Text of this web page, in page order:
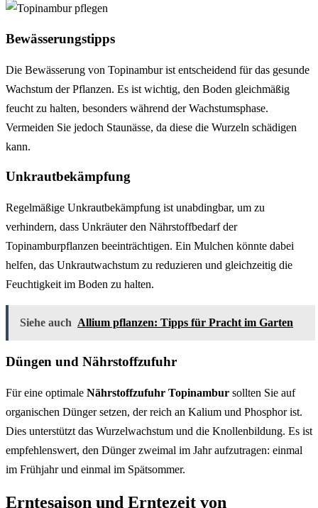
Bewässerungstipps
Die Bewässerung von Topinambur ist entscheidend für das gesunde
Wachstum der Pflanzen. Es ist wichtig, den Boden gleichmäßig
feucht zu halten, besonders während der Wachstumsphase.
Vermeiden Sie jedoch Staunässe, da diese die Wurzeln schädigen
kann.
Unkrautbekämpfung
Regelmäßige Unkrautbekämpfung ist unabdingbar, um zu
verhindern, dass Unkräuter den Nährstoffbedarf der
Topinamburpflanzen beeinträchtigen. Ein Mulchen könnte dabei
helfen, das Unkrautwachstum zu reduzieren und gleichzeitig die
Feuchtigkeit im Boden zu halten.
Siehe auch Allium pflanzen: Tipps für Pracht im Garten
Düngen und Nährstoffzufuhr
Für eine optimale Nährstoffzufuhr Topinambur sollten Sie auf
organischen Dünger setzen, der reich an Kalium und Phosphor ist.
Dies unterstützt das Wurzelwachstum und die Knollenbildung. Es ist
empfehlenswert, den Dünger zweimal im Jahr aufzutragen: einmal
im Frühjahr und einmal im Spätsommer.
Erntesaison und Erntezeit von